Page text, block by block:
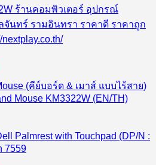
(คีย์บอร์ด & เมาส์ แบบไร้สาย)
Mouse KM3322W (EN/TH)